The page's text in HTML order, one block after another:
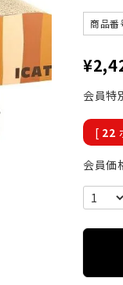
商品番
¥
会員特
[ 22
会員価